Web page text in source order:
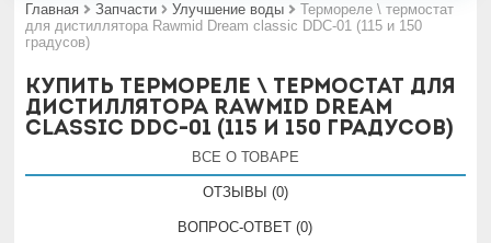
Главная Запчасти Улучшение воды
Термореле \ термостат
для дистиллятора Rawmid Dream classic DDC-01 (115 и 150
градусов)
Купить Термореле \ термостат для
дистиллятора Rawmid Dream
classic DDC-01 (115 и 150 градусов)
ВСЕ О ТОВАРЕ
ОТЗЫВЫ (0)
ВОПРОС-ОТВЕТ (0)